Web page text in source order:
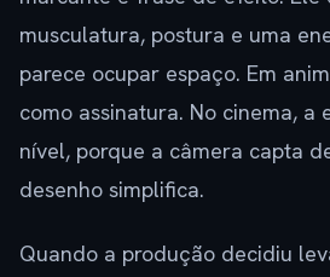
musculatura, postura e uma
parece ocupar espaço. Em
como assinatura. No cinema, a
nível, porque a câmera capta
desenho simplifica.
Quando a produção decidiu